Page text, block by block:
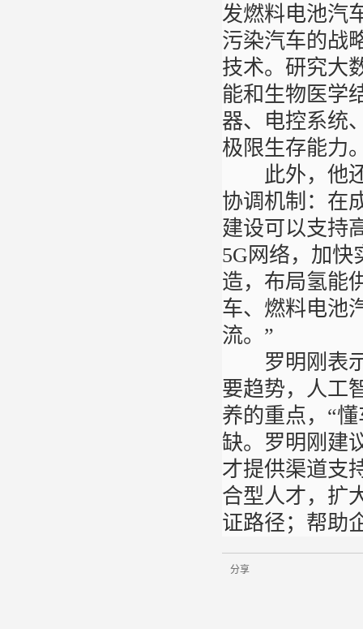
发燃料电池汽
污染汽车的战
技术。研究大
能和生物医学
器、电控系统
极限生存能力
此外，他还
协调机制：在
建设可以支持
5G网络，加快
造，布局氢能
车、燃料电池
流。”
罗明刚表示
要趋势，人工
养的重点，“
缺。罗明刚建
才提供渠道支
合型人才，扩
证路径；帮助
分享